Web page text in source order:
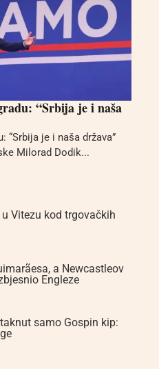
“Srbija je i naša
“Srbija je i naša država”
Milorad Dodik...
Vitezu kod trgovačkih
a Newcastleov
Engleze
samo Gospin kip: